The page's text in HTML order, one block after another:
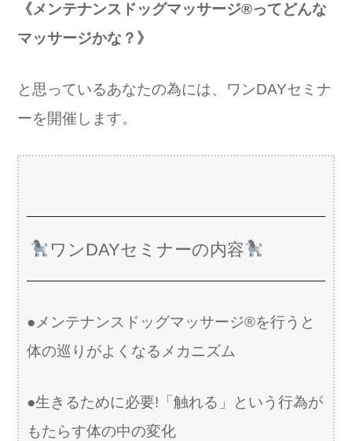
《メンテナンスドッグマッサージ®ってどんな
マッサージかな？》
と思っているあなたの為には、 ワンDAYセミナ
ーを開催します。
ワンDAYセミナーの内容
●メンテナンスドッグマッサージ®️を行うと
体の巡りがよくなるメカニズム
●生きるために必要!「触れる」という行為が
もたらす体の中の変化